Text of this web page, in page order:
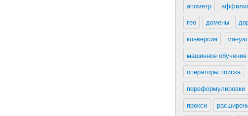
апометр
гео
домены
конверсия
машинное обучение
операторы поиска
переформулировки
прокси